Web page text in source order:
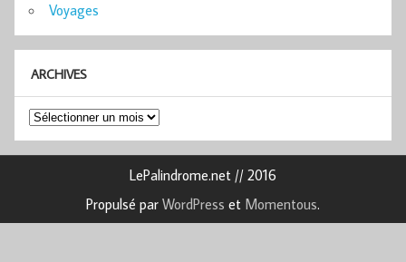
Voyages
ARCHIVES
Archives
LePalindrome.net // 2016
Propulsé par WordPress et Momentous.